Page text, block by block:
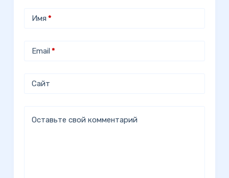
Имя *
Email*
Сайт
Оставьте свой комментарий